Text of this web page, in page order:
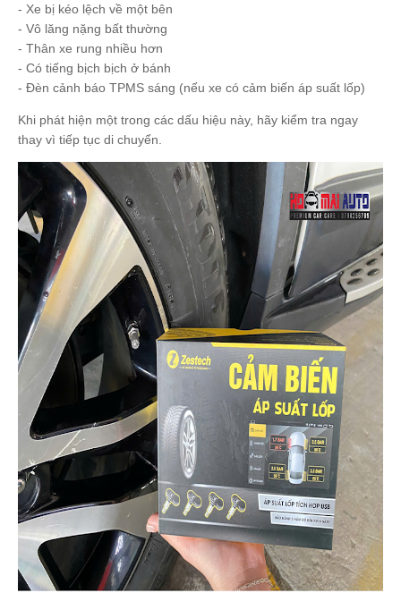
- Xe bị kéo lệch về một bên
- Vô lăng nặng bất thường
- Thân xe rung nhiều hơn
- Có tiếng bịch bịch ở bánh
- Đèn cảnh báo TPMS sáng (nếu xe có cảm biến áp suất lốp)
Khi phát hiện một trong các dấu hiệu này, hãy kiểm tra ngay
thay vì tiếp tục di chuyển.